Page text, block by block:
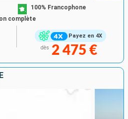
Payez en 4X
100% Francophone
complète
dès 2 475 €